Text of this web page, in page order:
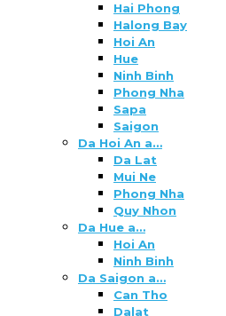
Hai Phong
Halong Bay
Hoi An
Hue
Ninh Binh
Phong Nha
Sapa
Saigon
Da Hoi An a…
Da Lat
Mui Ne
Phong Nha
Quy Nhon
Da Hue a…
Hoi An
Ninh Binh
Da Saigon a…
Can Tho
Dalat